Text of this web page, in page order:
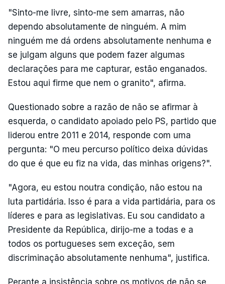
"Sinto-me livre, sinto-me sem amarras, não
dependo absolutamente de ninguém. A mim
ninguém me dá ordens absolutamente nenhuma e
se julgam alguns que podem fazer algumas
declarações para me capturar, estão enganados.
Estou aqui firme que nem o granito", afirma.
Questionado sobre a razão de não se afirmar à
esquerda, o candidato apoiado pelo PS, partido que
liderou entre 2011 e 2014, responde com uma
pergunta: "O meu percurso político deixa dúvidas
do que é que eu fiz na vida, das minhas origens?".
"Agora, eu estou noutra condição, não estou na
luta partidária. Isso é para a vida partidária, para os
líderes e para as legislativas. Eu sou candidato a
Presidente da República, dirijo-me a todas e a
todos os portugueses sem exceção, sem
discriminação absolutamente nenhuma", justifica.
Perante a insistência sobre os motivos de não se